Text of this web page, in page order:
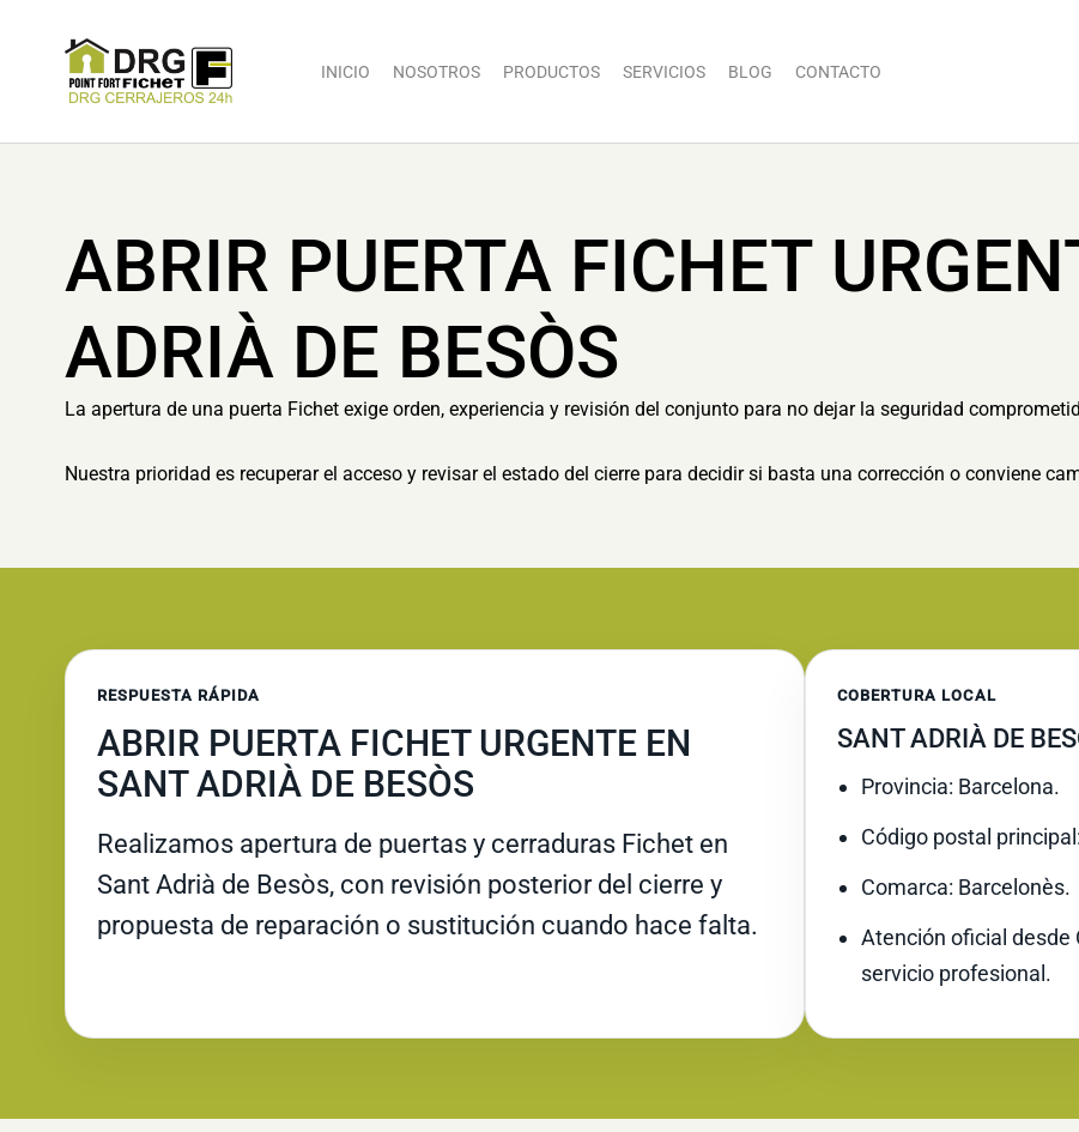
INICIO NOSOTROS PRODUCTOS SERVICIOS BLOG CONTACTO
ABRIR PUERTA FICHET
ADRIÀ DE BESÒS
La apertura de una puerta Fichet exige orden, experiencia y revisión del conjunto para no dejar la seguridad
Nuestra prioridad es recuperar el acceso y revisar el estado del cierre para decidir si basta una corrección o conviene
RESPUESTA RÁPIDA
ABRIR PUERTA FICHET URGENTE EN
SANT ADRIÀ DE BESÒS
Realizamos apertura de puertas y cerraduras Fichet en
Sant Adrià de Besòs, con revisión posterior del cierre y
propuesta de reparación o sustitución cuando hace falta.
COBERTURA LOCAL
SANT ADRIÀ DE
Provincia: Barcelona.
Código postal
Comarca: Barcelonès.
Atención oficial desde
servicio profesional.